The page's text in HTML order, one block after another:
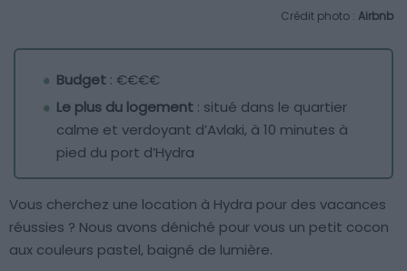
Crédit photo : Airbnb
Budget : €€€€
Le plus du logement : situé dans le quartier
calme et verdoyant d’Avlaki, à 10 minutes à
pied du port d’Hydra
Vous cherchez une location à Hydra pour des vacances
réussies ? Nous avons déniché pour vous un petit cocon
aux couleurs pastel, baigné de lumière.